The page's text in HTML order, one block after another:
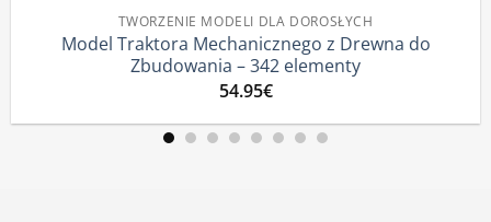
MODELI DLA DOROSŁYCH
Mechanicznego z Drewna do
Zbudowania – 342 elementy
Ciągnik